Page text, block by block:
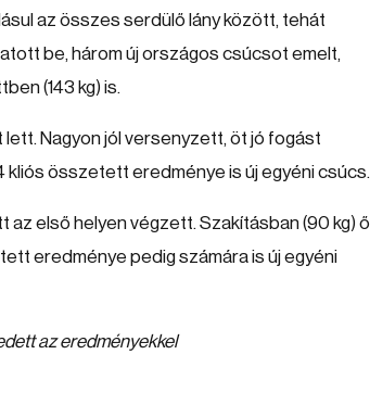
az összes serdülő lány között, tehát
be, három új országos csúcsot emelt,
(143 kg) is.
Nagyon jól versenyzett, öt jó fogást
kliós összetett eredménye is új egyéni csúcs.
az első helyen végzett. Szakításban (90 kg) ő
eredménye pedig számára is új egyéni
az eredményekkel